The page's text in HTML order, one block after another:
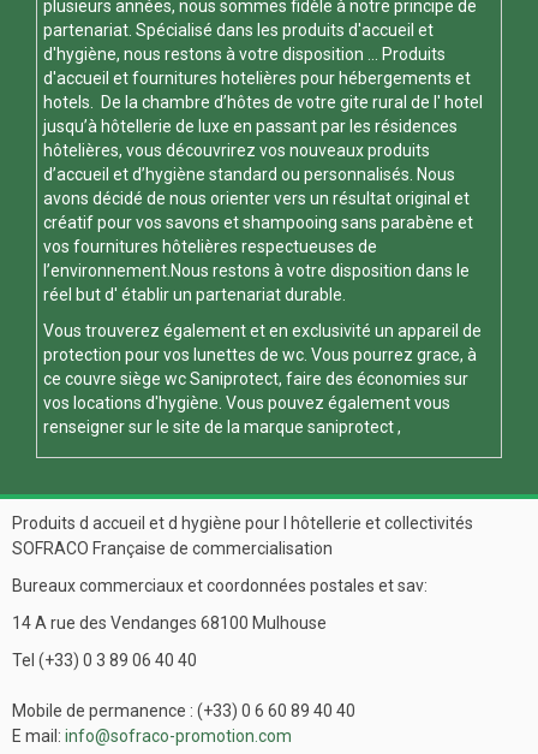
plusieurs années, nous sommes fidèle à notre principe de
partenariat. Spécialisé dans les produits d'accueil et
d'hygiène, nous restons à votre disposition ... Produits
d'accueil et fournitures hotelières pour hébergements et
hotels. De la chambre d’hôtes de votre gite rural de l' hotel
jusqu’à hôtellerie de luxe en passant par les résidences
hôtelières, vous découvrirez vos nouveaux produits
d’accueil et d’hygiène standard ou personnalisés. Nous
avons décidé de nous orienter vers un résultat original et
créatif pour vos savons et shampooing sans parabène et
vos fournitures hôtelières respectueuses de
l’environnement.Nous restons à votre disposition dans le
réel but d' établir un partenariat durable.
Vous trouverez également et en exclusivité un appareil de
protection pour vos lunettes de wc . Vous pourrez grace, à
ce couvre siège wcSaniprotect, faire des économies sur
vos locations d'hygiène. Vous pouvez également vous
renseigner sur le site de la marque saniprotect,
Produits d accueil et d hygiène pour l hôtellerie et collectivités
SOFRACO Française de commercialisation
Bureaux commerciaux et coordonnées postales et sav:
14 A rue des Vendanges 68100 Mulhouse
Tel (+33) 0 3 89 06 40 40
Mobile de permanence : (+33) 0 6 60 89 40 40
E mail: info@sofraco-promotion.com